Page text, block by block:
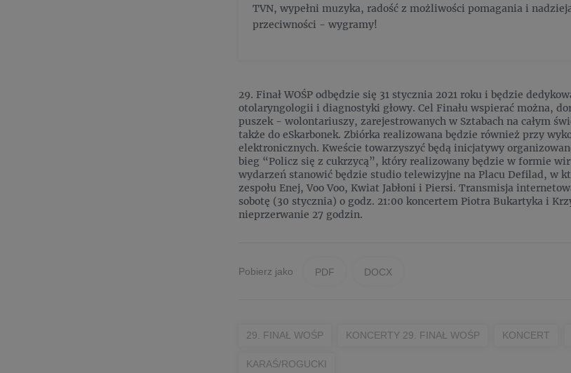
TVN, wypełni muzyka, radość z możliwości pomagania i
przeciwności - wygramy!
29. Finał WOŚP odbędzie się 31 stycznia 2021 roku i będzie
otolaryngologii i diagnostyki głowy. Cel Finału wspierać można,
puszek - wolontariuszy, zarejestrowanych w Sztabach na całym
także do eSkarbonek. Zbiórka realizowana będzie również przy
elektronicznych. Kweście towarzyszyć będą inicjatywy
bieg “Policz się z cukrzycą”, który realizowany będzie w formie
wydarzeń stanowić będzie studio telewizyjne na Placu Defilad, w
zespołu Enej, Voo Voo, Kwiat Jabłoni i Piersi. Transmisja
sobotę (30 stycznia) o godz. 21:00 koncertem Piotra Bukartyka i
nieprzerwanie 27 godzin.
Pobierz jako PDF DOCX
29. FINAŁ WOŚP KONCERTY 29. FINAŁ WOŚP KONCERT
KARAŚ/ROGUCKI